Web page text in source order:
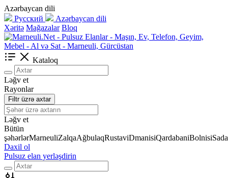
Azərbaycan dili
Русский
Azərbaycan dili
Xəritə Mağazalar Bloq
Kataloq
Ləğv et
Rayonlar
Filtr üzrə axtar
Ləğv et
Bütün
şəhərlərMarneuliZalqaAğbulaqRustaviDmanisiQardabaniBolnisi
Daxil ol
Pulsuz elan yerləşdirin